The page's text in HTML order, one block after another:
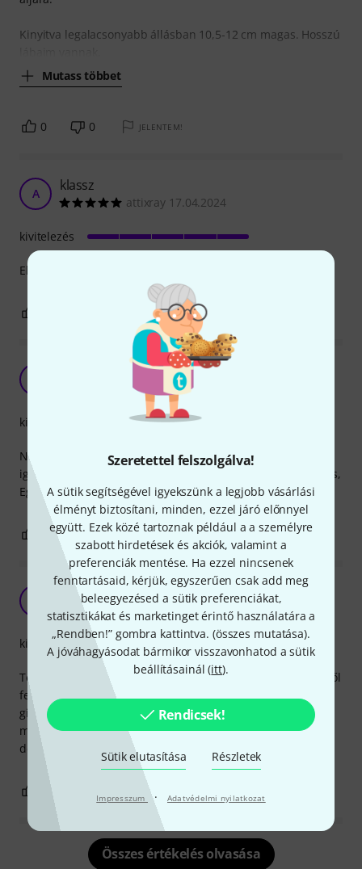
Szeretettel felszolgálva!
A sütik segítségével igyekszünk a legjobb vásárlási
élményt biztosítani, minden, ezzel járó előnnyel
együtt. Ezek közé tartoznak például a a személyre
szabott hirdetések és akciók, valamint a
preferenciák mentése. Ha ezzel nincsenek
fenntartásaid, kérjük, egyszerűen csak add meg
beleegyezésed a sütik preferenciákat,
statisztikákat és marketinget érintő használatára a
„Rendben!” gombra kattintva. (összes mutatása).
A jóváhagyásodat bármikor visszavonhatod a sütik
beállításainál (itt).
Rendicsek!
Sütik elutasítása Részletek
Impresszum · Adatvédelmi nyilatkozat
Kinyitva legalacsonyabb állásban 10,5-12 cm magas. Hosszú
Mutass többet
0 0 JELENTEM!
A klassz
attixray 17.04.2024
Elég masszív, kényelmes.
kivitelezés
JELENTEM!
Nem szeretem
Zym Zym 10.03.2025
Nyilván az ár tükrözi a minőséget, ami ennél a terméknél is
igaz,. Gyakorlatilag használhatatlan, keskeny, rövid, billegős,
Egyáltalán nem stabil.
kivitelezés
0 JELENTEM!
Teszi a dolgát
Adam’s apple 10.02.2026
Teszi a dolgát….a lehető legmagasabbra van állítva, nem dől
fel, megfelelő pozícióba tudom tartani a gitárt. Befér a
gitártokba is. Biztos van jobb/masszívabb, de nekem ez
megfelel. Következőre guitar support-ot (ergoplay) veszek,
de ez is megmarad.
kivitelezés
JELENTEM!
Összes értékelés olvasása